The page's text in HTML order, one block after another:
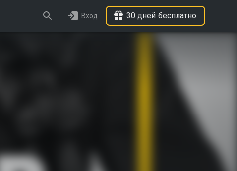
Вход 30 дней бесплатно